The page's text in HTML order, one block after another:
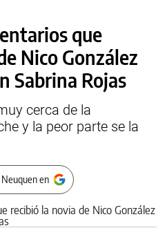
que
Nico González
Sabrina Rojas
cerca de la
y la peor parte se la
en